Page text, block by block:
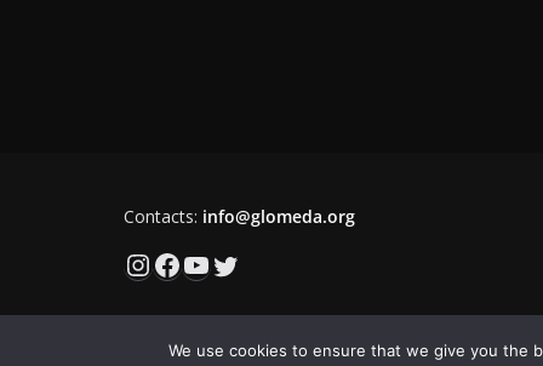
Contacts: info@glomeda.org
Instagram
Facebook
YouTube
Twitter
We use cookies to ensure that we give you the